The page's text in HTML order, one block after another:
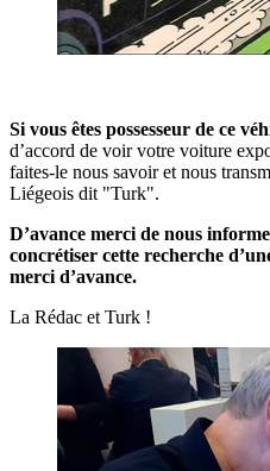
Si vous êtes possesseur de ce
d’accord de voir votre voiture
faites-le nous savoir et nous
Liégeois dit "Turk".
D’avance merci de nous
concrétiser cette recherche
merci d’avance.
La Rédac et Turk !